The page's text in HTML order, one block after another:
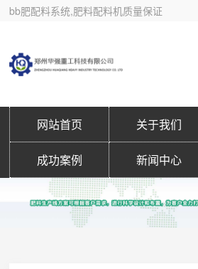
bb肥配料系统,肥料配料机质量保证
网站首页 关于我们
成功案例 新闻中心